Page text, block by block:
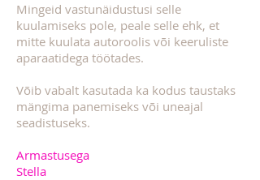
Mingeid vastunäidustusi selle
kuulamiseks pole, peale selle ehk, et
mitte kuulata autoroolis või keeruliste
aparaatidega töötades.
Võib vabalt kasutada ka kodus taustaks
mängima panemiseks või uneajal
seadistuseks.
Armastusega
Stella